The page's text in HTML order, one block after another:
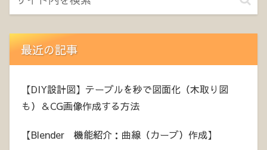
最近の記事
【DIY設計図】テーブルを秒で図面化（木取り図
も）＆CG画像作成する方法
【Blender 機能紹介：曲線（カーブ）作成】